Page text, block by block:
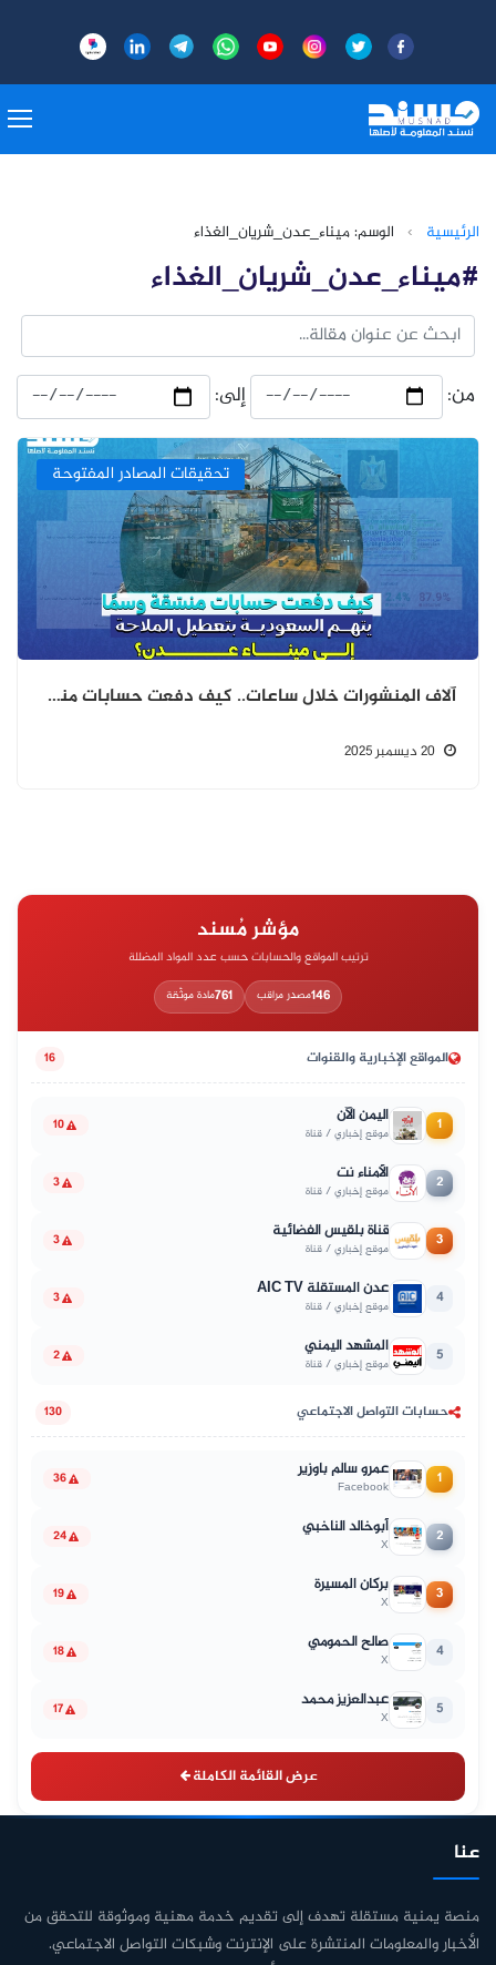
الرئيسية › الوسم: ميناء_عدن_شريان_الغذاء
#ميناء_عدن_شريان_الغذاء
من: إلى:
تحقيقات المصادر المفتوحة
آلاف المنشورات خلال ساعات.. كيف دفعت حسابات منسّقة وسمًا يتهم السعودية بتعطيل الملاحة إلى ميناء عدن؟
مؤشر مُسند
ترتيب المواقع والحسابات حسب عدد المواد المضللة
146مصدر مراقب 761مادة موثّقة
المواقع الإخبارية والقنوات 16
1 اليمن الآن
موقع إخباري / قناة 10
2 الأمناء نت
موقع إخباري / قناة 3
3 قناة بلقيس الفضائية
موقع إخباري / قناة 3
4 عدن المستقلة AIC TV
موقع إخباري / قناة 3
5 المشهد اليمني
موقع إخباري / قناة 2
حسابات التواصل الاجتماعي 130
1 عمرو سالم باوزير
Facebook
36
2 أبوخالد الناخبي
X
24
3 بركان المسيرة
X
19
4 صالح الحمومي
X
18
5 عبدالعزيز محمد
X
17
عرض القائمة الكاملة
عنا
منصة يمنية مستقلة تهدف إلى تقديم خدمة مهنية وموثوقة للتحقق من
الأخبار والمعلومات المنتشرة على الإنترنت وشبكات التواصل الاجتماعي.